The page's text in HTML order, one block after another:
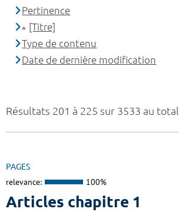
Résultats 201 à 225 sur 3533 au total
PAGES
relevance: 100%
Articles chapitre 1
Pertinence
[Titre]
Type de contenu
Date de dernière modification